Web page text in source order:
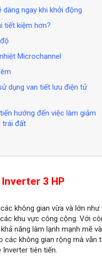
ngay khi khởi động
tiết kiệm hơn?
Microchannel
dụng van tiết lưu điện tử
hướng đến việc làm giảm
trái đất
3 HP
không gian vừa và lớn như
khu vực công cộng. Với
năng làm lạnh mạnh mẽ
các không gian rộng mà vẫn
Inverter tiên tiến.